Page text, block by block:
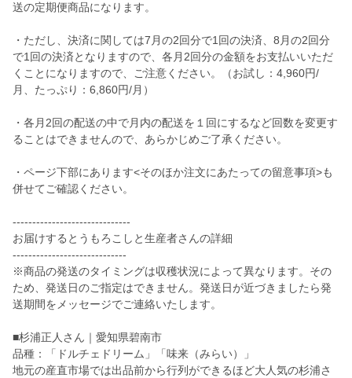
送の定期便商品になります。
・ただし、決済に関しては7月の2回分で1回の決済、8月の2回分
で1回の決済となりますので、各月2回分の金額をお支払いいただ
くことになりますので、ご注意ください。（お試し：4,960円/
月、たっぷり：6,860円/月）
・各月2回の配送の中で月内の配送を１回にするなど回数を変更す
ることはできませんので、あらかじめご了承ください。
・ページ下部にあります<そのほか注文にあたっての留意事項>も
併せてご確認ください。
------------------------------
お届けするとうもろこしと生産者さんの詳細
-----------------------------
※商品の発送のタイミングは収穫状況によって異なります。その
ため、発送日のご指定はできません。発送日が近づきましたら発
送期間をメッセージでご連絡いたします。
■杉浦正人さん｜愛知県碧南市
品種：「ドルチェドリーム」「味来（みらい）」
地元の産直市場では出品前から行列ができるほど大人気の杉浦さ